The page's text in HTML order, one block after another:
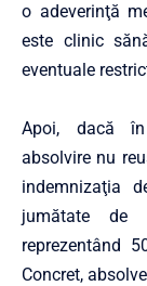
o adeverinţă
este clinic
eventuale
Apoi, dacă
absolvire nu
indemnizaţia
jumătate
reprezentând
Concret,